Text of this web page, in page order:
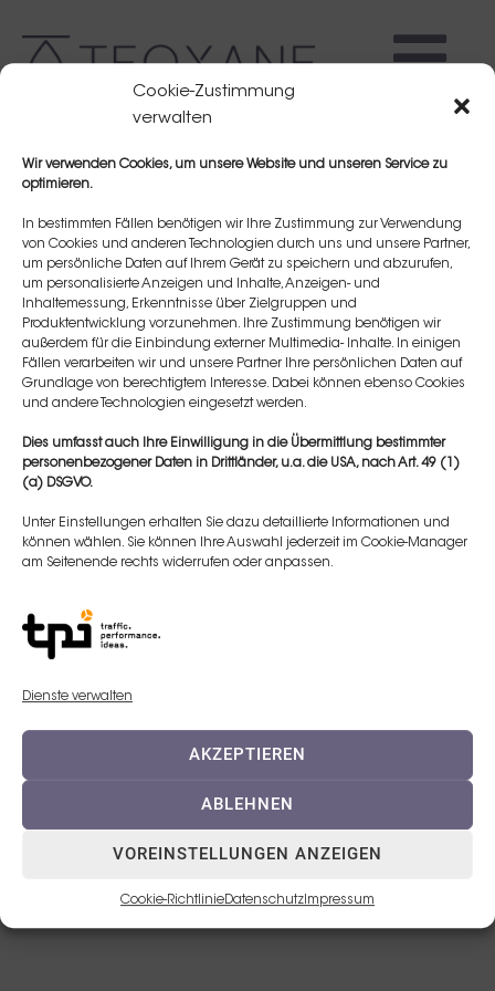
Cookie-Zustimmung
verwalten
Wir verwenden Cookies, um unsere Website und unseren Service zu
optimieren.
In bestimmten Fällen benötigen wir Ihre Zustimmung zur Verwendung
von Cookies und anderen Technologien durch uns und unsere Partner,
um persönliche Daten auf Ihrem Gerät zu speichern und abzurufen,
um personalisierte Anzeigen und Inhalte, Anzeigen- und
Inhaltemessung, Erkenntnisse über Zielgruppen und
Produktentwicklung vorzunehmen. Ihre Zustimmung benötigen wir
außerdem für die Einbindung externer Multimedia- Inhalte. In einigen
Fällen verarbeiten wir und unsere Partner Ihre persönlichen Daten auf
Grundlage von berechtigtem Interesse. Dabei können ebenso Cookies
und andere Technologien eingesetzt werden.
Dies umfasst auch Ihre Einwilligung in die Übermittlung bestimmter
personenbezogener Daten in Drittländer, u.a. die USA, nach Art. 49 (1)
(a) DSGVO.
Unter Einstellungen erhalten Sie dazu detaillierte Informationen und
können wählen. Sie können Ihre Auswahl jederzeit im Cookie-Manager
am Seitenende rechts widerrufen oder anpassen.
Dienste verwalten
AKZEPTIEREN
ABLEHNEN
VOREINSTELLUNGEN ANZEIGEN
Cookie-RichtlinieDatenschutz Impressum
Virginia Rullmann
E-Mail:
Telefon: